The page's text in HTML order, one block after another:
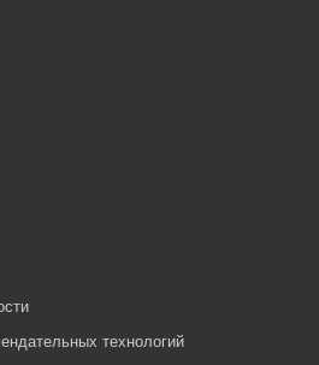
технологий